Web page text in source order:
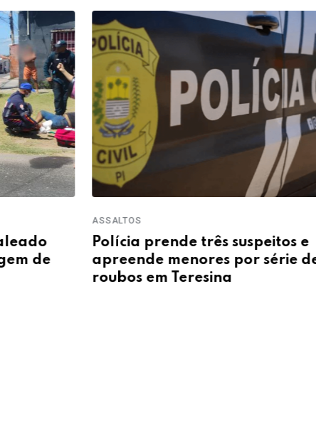
Polícia prende três suspeitos e
apreende menores por série de
roubos em Teresina